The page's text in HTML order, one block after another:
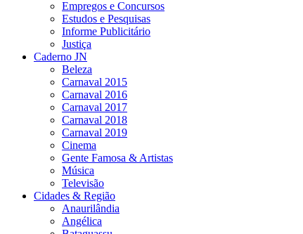
Empregos e Concursos
Estudos e Pesquisas
Informe Publicitário
Justiça
Caderno JN
Beleza
Carnaval 2015
Carnaval 2016
Carnaval 2017
Carnaval 2018
Carnaval 2019
Cinema
Gente Famosa & Artistas
Música
Televisão
Cidades & Região
Anaurilândia
Angélica